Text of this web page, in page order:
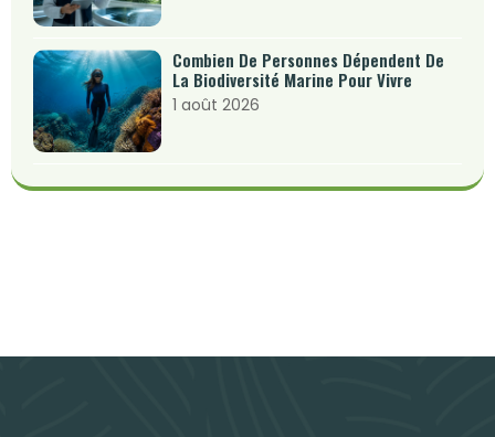
Combien De Personnes Dépendent De
La Biodiversité Marine Pour Vivre
1 août 2026